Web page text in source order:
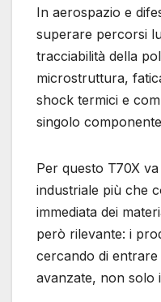
In aerospazio e
superare percorsi
tracciabilità della
microstruttura,
shock termici e
singolo
Per questo T70X
industriale più che
immediata dei
però rilevante: i
cercando di
avanzate, non solo